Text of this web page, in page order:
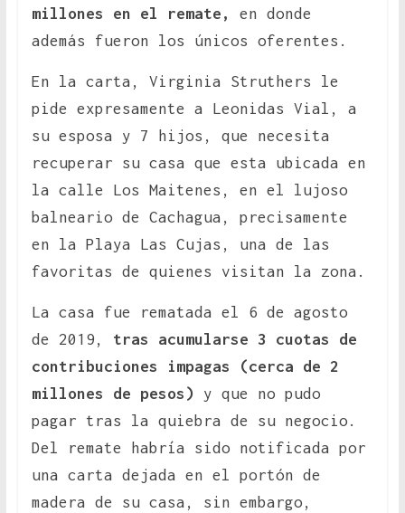
millones en el remate,
en donde
además fueron los únicos oferentes.
En la carta, Virginia Struthers le
pide expresamente a Leonidas Vial, a
su esposa y 7 hijos, que necesita
recuperar su casa que esta ubicada en
la calle Los Maitenes, en el lujoso
balneario de Cachagua, precisamente
en la Playa Las Cujas, una de las
favoritas de quienes visitan la zona.
La casa fue rematada el 6 de agosto
de 2019, tras acumularse 3 cuotas de
contribuciones impagas (cerca de 2
millones de pesos) y que no pudo
pagar tras la quiebra de su negocio.
Del remate habría sido notificada por
una carta dejada en el portón de
madera de su casa, sin embargo,